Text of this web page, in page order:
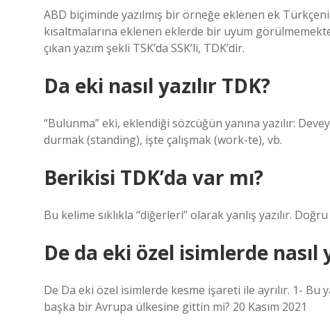
ABD biçiminde yazılmış bir örneğe eklenen ek
kısaltmalarına eklenen eklerde bir uyum
çıkan yazım şekli TSK’da SSK’li, TDK’dir.
Da eki nasıl yazılır TDK?
“Bulunma” eki, eklendiği sözcüğün yanına yazılır:
durmak (standing), işte çalışmak (work-te), vb.
Berikisi TDK’da var mı?
Bu kelime sıklıkla “diğerleri” olarak yanlış yazılır.
De da eki özel isimlerde nasıl
De Da eki özel isimlerde kesme işareti ile ayrılır. 1- Bu
başka bir Avrupa ülkesine gittin mi? 20 Kasım 2021